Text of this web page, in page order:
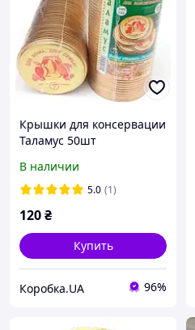
Крышки для консервации
Таламус 50шт
В наличии
5.0 (1)
120₴
Купить
Коробка.UA 96%